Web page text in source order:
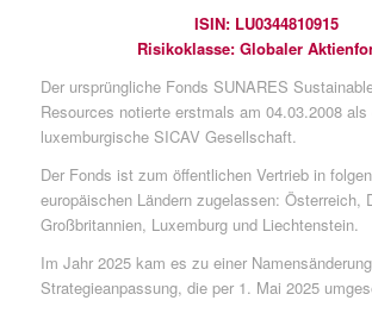
ISIN: LU0344810915
Risikoklasse: Globaler
Der ursprüngliche Fonds SUNARES
Resources notierte erstmals am 04.03.2008 als
luxemburgische SICAV Gesellschaft.
Der Fonds ist zum öffentlichen Vertrieb in
europäischen Ländern zugelassen: Österreich,
Großbritannien, Luxemburg und Liechtenstein.
Im Jahr 2025 kam es zu einer
Strategieanpassung, die per 1. Mai 2025